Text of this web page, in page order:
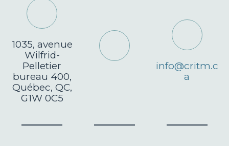
1035, avenue
Wilfrid-
Pelletier
bureau 400,
Québec, QC,
G1W 0C5
info@critm.c
a